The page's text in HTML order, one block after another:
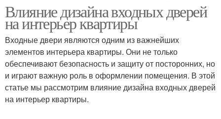
технологии
Современный дизайн
Квартиры в
современном стиле
Современные идеи
Влияние дизайна входных дверей
на интерьер квартиры
Входные двери являются одним из важнейших
элементов интерьера квартиры. Они не только
обеспечивают безопасность и защиту от посторонних, но
и играют важную роль в оформлении помещения. В этой
статье мы рассмотрим влияние дизайна входных дверей
на интерьер квартиры.